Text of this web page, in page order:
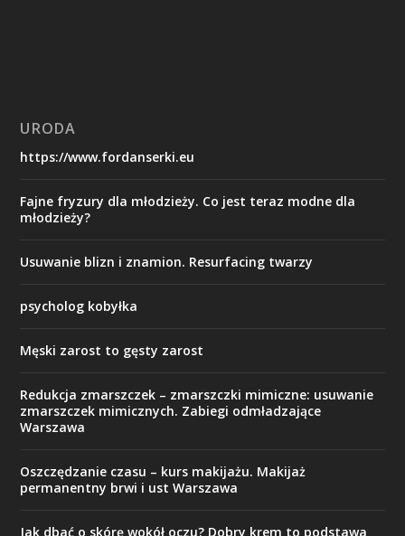
URODA
https://www.fordanserki.eu
Fajne fryzury dla młodzieży. Co jest teraz modne dla
młodzieży?
Usuwanie blizn i znamion. Resurfacing twarzy
psycholog kobyłka
Męski zarost to gęsty zarost
Redukcja zmarszczek – zmarszczki mimiczne: usuwanie
zmarszczek mimicznych. Zabiegi odmładzające
Warszawa
Oszczędzanie czasu – kurs makijażu. Makijaż
permanentny brwi i ust Warszawa
Jak dbać o skórę wokół oczu? Dobry krem to podstawa